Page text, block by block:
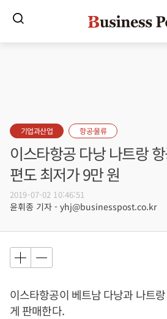
기업과산업 항공·물류
이스타항공 다낭 나트랑
편도 최저가 9만 원
2019-07-02 10:46:51
윤휘종 기자 - yhj@businesspost.co.kr
이스타항공이 베트남 다낭과 나트
게 판매한다.